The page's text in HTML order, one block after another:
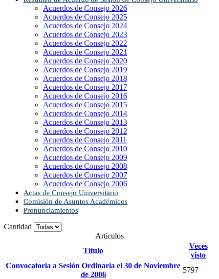
Acuerdos de Consejo 2026
Acuerdos de Consejo 2025
Acuerdos de Consejo 2024
Acuerdos de Consejo 2023
Acuerdos de Consejo 2022
Acuerdos de Consejo 2021
Acuerdos de Consejo 2020
Acuerdos de Consejo 2019
Acuerdos de Consejo 2018
Acuerdos de Consejo 2017
Acuerdos de Consejo 2016
Acuerdos de Consejo 2015
Acuerdos de Consejo 2014
Acuerdos de Consejo 2013
Acuerdos de Consejo 2012
Acuerdos de Consejo 2011
Acuerdos de Consejo 2010
Acuerdos de Consejo 2009
Acuerdos de Consejo 2008
Acuerdos de Consejo 2007
Acuerdos de Consejo 2006
Actas de Consejo Universitario
Comisión de Asuntos Académicos
Pronunciamientos
Cantidad
Artículos
Título
Veces
visto
Convocatoria a Sesión Ordinaria el 30 de Noviembre
de 2006
5797